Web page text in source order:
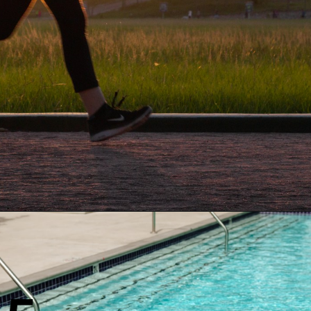
सुबह की ताजी हवा में सैर करना आपके
स्वास्थ्य के लिए बहुत अच्छा होता है।
यह आपके शरीर को ऑक्सीजन प्रदान
करता है और आपके तनाव को कम
करता है।